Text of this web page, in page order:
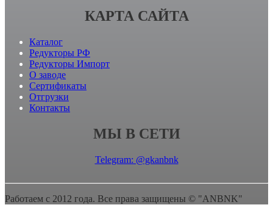
КАРТА САЙТА
Каталог
Редукторы РФ
Редукторы Импорт
О заводе
Сертификаты
Отгрузки
Контакты
МЫ В СЕТИ
Telegram: @gkanbnk
Работаем с 2012 года. Все права защищены © "ANBNK"